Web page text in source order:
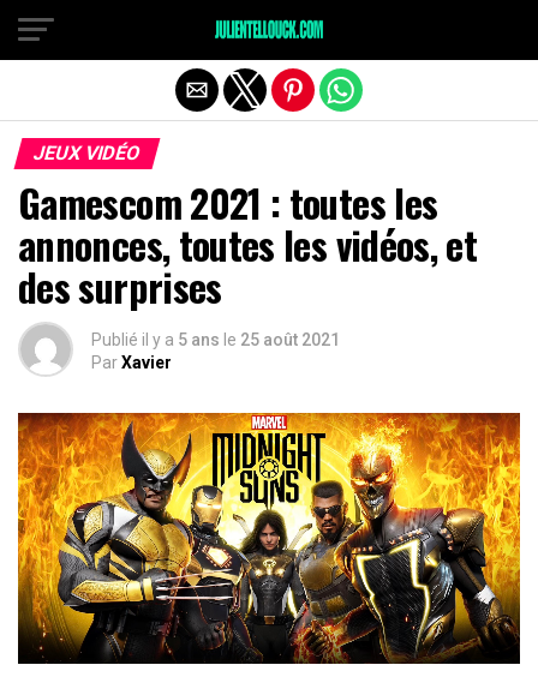
JEUX VIDÉO
Gamescom 2021 : toutes les
annonces, toutes les vidéos, et
des surprises
Publié il y a 5 ans le 25 août 2021
ParXavier